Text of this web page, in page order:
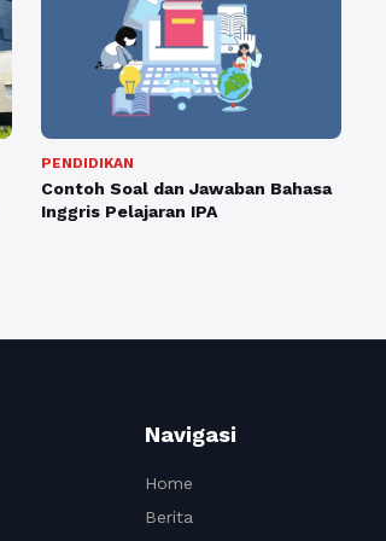
PENDIDIKAN
Contoh Soal dan Jawaban Bahasa
Inggris Pelajaran IPA
Navigasi
Home
Berita